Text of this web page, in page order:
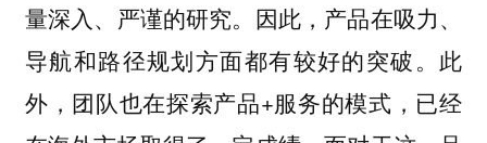
量深入、严谨的研究。因此，产品在吸力、
导航和路径规划方面都有较好的突破。此
外，团队也在探索产品+服务的模式，已经